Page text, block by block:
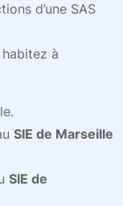
d’une SAS
habitez à
SIE de Marseille
SIE de